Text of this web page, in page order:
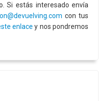
Si estás interesado envía
con tus
enlace y nos pondremos